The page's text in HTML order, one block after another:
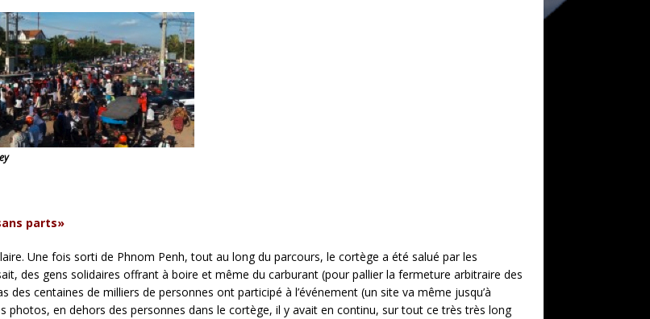
parts»
Une fois sorti de Phnom Penh, tout au long du parcours, le cortège a été salué par les
des gens solidaires offrant à boire et même du carburant (pour pallier la fermeture arbitraire des
des centaines de milliers de personnes ont participé à l’événement (un site va même jusqu’à
photos, en dehors des personnes dans le cortège, il y avait en continu, sur tout ce très très long